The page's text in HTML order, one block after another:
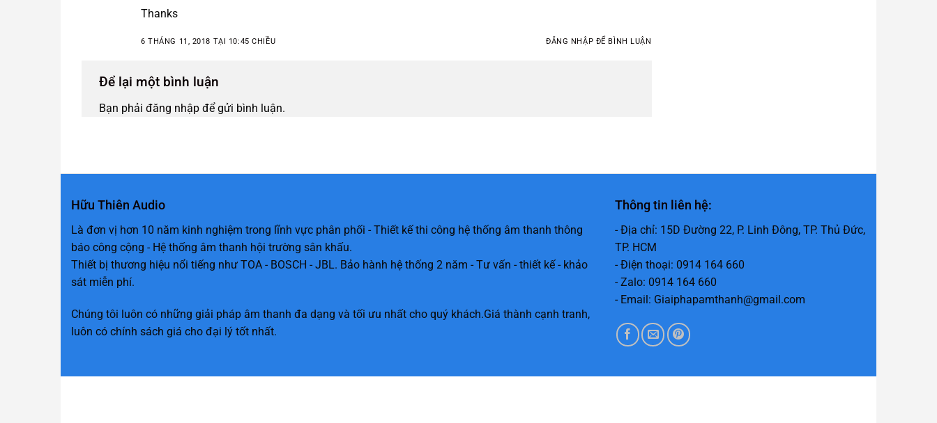
Thanks
6 THÁNG 11, 2018 TẠI 10:45 CHIỀU ĐĂNG NHẬP ĐỂ BÌNH LUẬN
Để lại một bình luận
Bạn phải đăng nhập để gửi bình luận.
Hữu Thiên Audio
Là đơn vị hơn 10 năm kinh nghiệm trong lĩnh vực phân phối - Thiết kế thi công hệ thống âm thanh thông
báo công cộng - Hệ thống âm thanh hội trường sân khấu.
Thiết bị thương hiệu nổi tiếng như TOA - BOSCH - JBL. Bảo hành hệ thống 2 năm - Tư vấn - thiết kế - khảo
sát miễn phí.
Chúng tôi luôn có những giải pháp âm thanh đa dạng và tối ưu nhất cho quý khách.Giá thành cạnh tranh,
luôn có chính sách giá cho đại lý tốt nhất.
Thông tin liên hệ:
- Địa chỉ: 15D Đường 22, P. Linh Đông, TP. Thủ Đức,
TP. HCM
- Điện thoại: 0914 164 660
- Zalo: 0914 164 660
- Email: Giaiphapamthanh@gmail.com